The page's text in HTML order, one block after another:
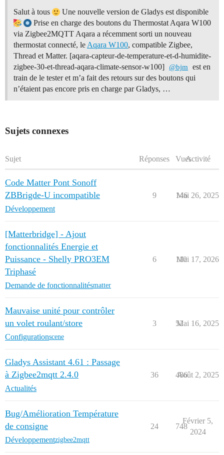
Salut à tous
Une nouvelle version de Gladys est disponible
Prise en charge des boutons du Thermostat Aqara W100
via Zigbee2MQTT Aqara a récemment sorti un nouveau
thermostat connecté, le Aqara W100, compatible Zigbee,
Thread et Matter. [aqara-capteur-de-temperature-et-d-humidite-
zigbee-30-et-thread-aqara-climate-sensor-w100] @bjm
est en
train de le tester et m’a fait des retours sur des boutons qui
n’étaient pas encore pris en charge par Gladys, …
Sujets connexes
Sujet Réponses VuesActivité
Code Matter Pont Sonoff
ZBBrigde-U incompatible
Développement
9 146
Mai 26, 2025
[Matterbridge] - Ajout
fonctionnalités Energie et
Puissance - Shelly PRO3EM
Triphasé
Demande de fonctionnalitésmatter
6 110
Mai 17, 2026
Mauvaise unité pour contrôler
un volet roulant/store
Configurationscene
3 52
Mai 16, 2025
Gladys Assistant 4.61 : Passage
à Zigbee2mqtt 2.4.0
Actualités
36 486
Août 2, 2025
Bug/Amélioration Température
de consigne
Développementzigbee2mqtt
24 748
Février 5,
2024